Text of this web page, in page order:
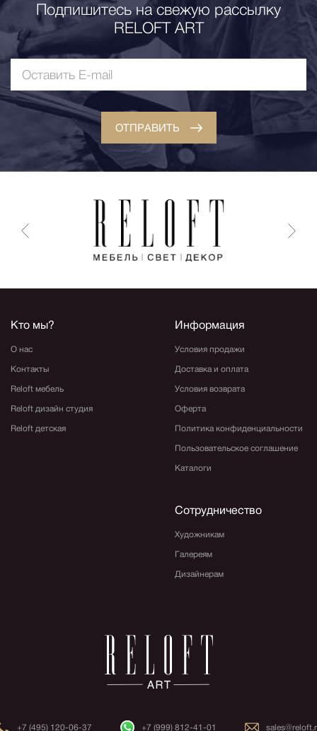
Подпишитесь на свежую рассылку
RELOFT ART
ОТПРАВИТЬ
Кто мы?
О нас
Контакты
Reloft мебель
Reloft дизайн студия
Reloft детская
Информация
Условия продажи
Доставка и оплата
Условия возврата
Оферта
Политика конфиденциальности
Пользовательское соглашение
Каталоги
Сотрудничество
Художникам
Галереям
Дизайнерам
+7 (495) 120-06-37 +7 (999) 812-41-01